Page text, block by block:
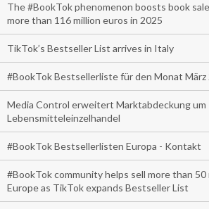
The #BookTok phenomenon boosts book
more than 116 million euros in 2025
TikTok’s Bestseller List arrives in Italy
#BookTok Bestsellerliste für den Monat März
Media Control erweitert Marktabdeckung um
Lebensmitteleinzelhandel
#BookTok Bestsellerlisten Europa - Kontakt
#BookTok community helps sell more than 50
Europe as TikTok expands Bestseller List